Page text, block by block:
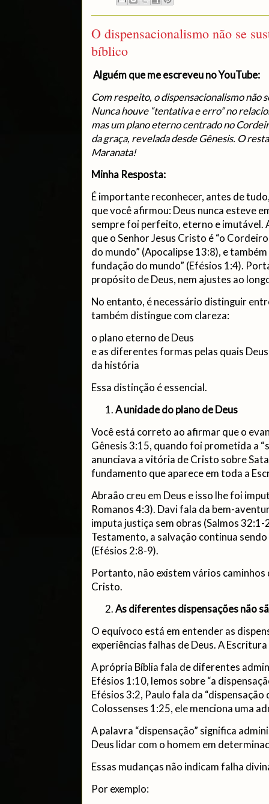
O dispensacionalismo não se
bíblico
Alguém que me escreveu no YouTube:
Com respeito, o dispensacionalismo não
Nunca houve “tentativa e erro” no
mas um plano eterno centrado no
da graça, revelada desde Gênesis. O
Maranata!
Minha Resposta:
É importante reconhecer, antes de
que você afirmou: Deus nunca esteve
sempre foi perfeito, eterno e imutável.
que o Senhor Jesus Cristo é “o
do mundo” (Apocalipse 13:8), e
fundação do mundo” (Efésios 1:4).
propósito de Deus, nem ajustes ao
No entanto, é necessário distinguir
também distingue com clareza:
o plano eterno de Deus
e as diferentes formas pelas quais
da história
Essa distinção é essencial.
A unidade do plano de Deus
Você está correto ao afirmar que o
Gênesis 3:15, quando foi prometida a
anunciava a vitória de Cristo sobre
fundamento que aparece em toda a
Abraão creu em Deus e isso lhe foi
Romanos 4:3). Davi fala da bem-
imputa justiça sem obras (Salmos
Testamento, a salvação continua
(Efésios 2:8-9).
Portanto, não existem vários caminhos
Cristo.
As diferentes dispensações não
O equívoco está em entender as
experiências falhas de Deus. A
A própria Bíblia fala de diferentes
Efésios 1:10, lemos sobre “a
Efésios 3:2, Paulo fala da “dispensação
Colossenses 1:25, ele menciona uma
A palavra “dispensação” significa
Deus lidar com o homem em
Essas mudanças não indicam falha
Por exemplo: